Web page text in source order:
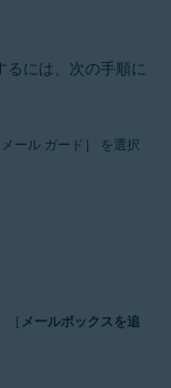
には、次の手順に
ール ガード］ を選択
［ メールボックスを追